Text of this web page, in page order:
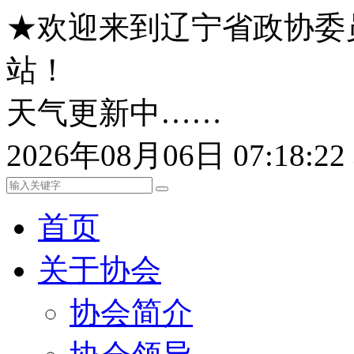
★欢迎来到辽宁省政协委
站！
天气更新中……
2026年08月06日
首页
关于协会
协会简介